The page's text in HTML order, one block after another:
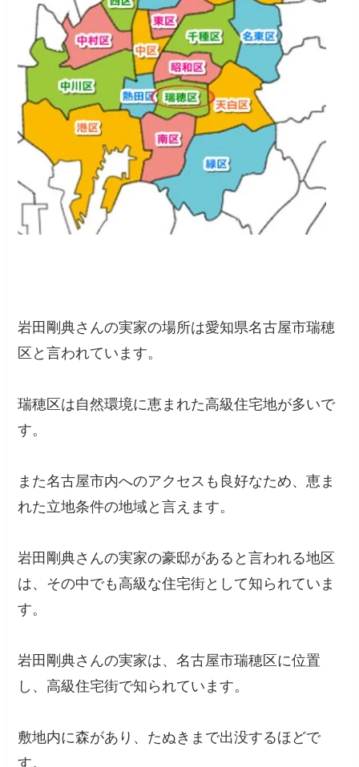
岩田剛典さんの実家の場所は愛知県名古屋市瑞穂
区と言われています。
瑞穂区は自然環境に恵まれた高級住宅地が多いで
す。
また名古屋市内へのアクセスも良好なため、恵ま
れた立地条件の地域と言えます。
岩田剛典さんの実家の豪邸があると言われる地区
は、その中でも高級な住宅街として知られていま
す。
岩田剛典さんの実家は、名古屋市瑞穂区に位置
し、高級住宅街で知られています。
敷地内に森があり、たぬきまで出没するほどで
す。